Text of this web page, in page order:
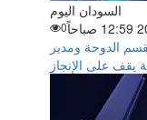
السودان اليوم
0
الدوحة ومدير
يقف على الإنجاز